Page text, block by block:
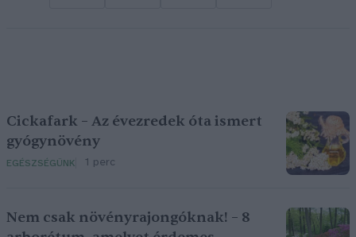
Cickafark – Az évezredek óta ismert
gyógynövény
EGÉSZSÉGÜNK 1 perc
Nem csak növényrajongóknak! – 8